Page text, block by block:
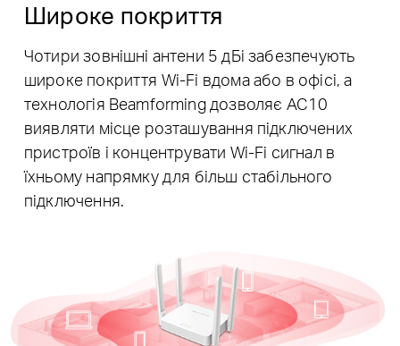
Широке покриття
Чотири зовнішні антени 5 дБі забезпечують
широке покриття Wi-Fi вдома або в офісі, а
технологія Beamforming дозволяє AC10
виявляти місце розташування підключених
пристроїв і концентрувати Wi-Fi сигнал в
їхньому напрямку для більш стабільного
підключення.